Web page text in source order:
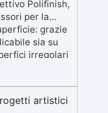
Polifinish,
per la
grazie
sia su
irregolari
Video
passaggi,
✅ Risultati